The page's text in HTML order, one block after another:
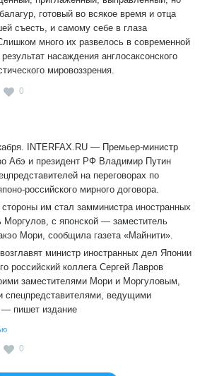
готовый во всякое время и отца
съесть, и самому себе в глаза
много их развелось в современной
насаждения англосаксонского
мировоззрения.
0
INTERFAX.RU — Премьер-министр
Абэ и президент РФ Владимир Путин
на переговорах по
российского мирного договора.
им стал замминистра иностранных
с японской — заместитель
Мори, сообщила газета «Майнити».
министр иностранных дел Японии
российский коллега Сергей Лавров
заместителями Мори и Моргуловым,
спецпредставителями, ведущими
— пишет издание
вопрос, какая из стран будет
0